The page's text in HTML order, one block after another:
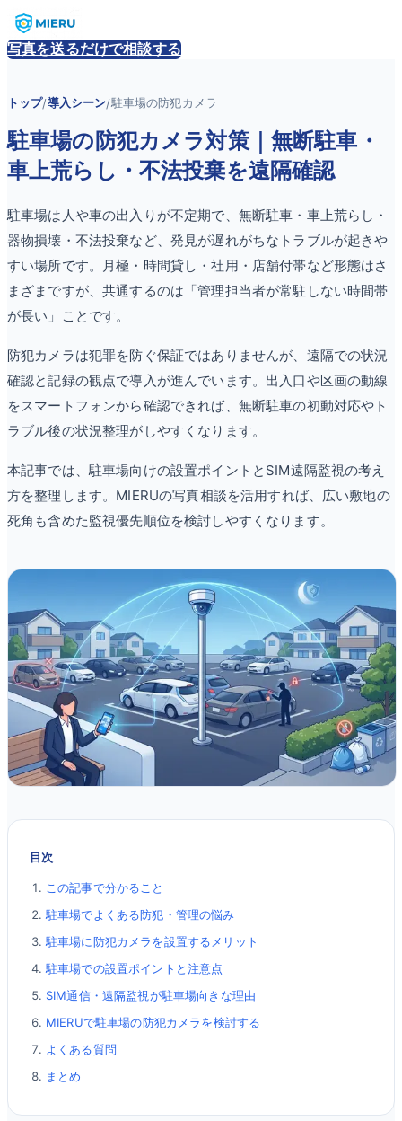
写真を送るだけで相談する
トップ/導入シーン/駐車場の防犯カメラ
駐車場の防犯カメラ対策｜無断駐車・
車上荒らし・不法投棄を遠隔確認
駐車場は人や車の出入りが不定期で、無断駐車・車上荒らし・
器物損壊・不法投棄など、発見が遅れがちなトラブルが起きや
すい場所です。月極・時間貸し・社用・店舗付帯など形態はさ
まざまですが、共通するのは「管理担当者が常駐しない時間帯
が長い」ことです。
防犯カメラは犯罪を防ぐ保証ではありませんが、遠隔での状況
確認と記録の観点で導入が進んでいます。出入口や区画の動線
をスマートフォンから確認できれば、無断駐車の初動対応やト
ラブル後の状況整理がしやすくなります。
本記事では、駐車場向けの設置ポイントとSIM遠隔監視の考え
方を整理します。MIERUの写真相談を活用すれば、広い敷地の
死角も含めた監視優先順位を検討しやすくなります。
目次
この記事で分かること
駐車場でよくある防犯・管理の悩み
駐車場に防犯カメラを設置するメリット
駐車場での設置ポイントと注意点
SIM通信・遠隔監視が駐車場向きな理由
MIERUで駐車場の防犯カメラを検討する
よくある質問
まとめ